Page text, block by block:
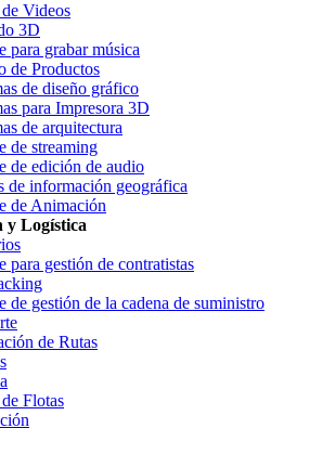
Videos
3D
para grabar música
de Productos
de diseño gráfico
para Impresora 3D
de arquitectura
de streaming
de edición de audio
de información geográfica
de Animación
y Logística
para gestión de contratistas
de gestión de la cadena de suministro
de Rutas
Flotas